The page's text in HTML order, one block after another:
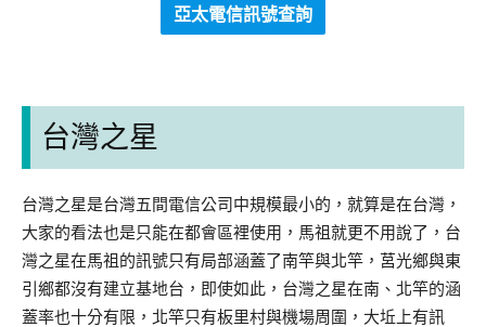
亞太電信訊號查詢
台灣之星
台灣之星是台灣五間電信公司中規模最小的，就算是在台灣，
大家的看法也是只能在都會區裡使用，馬祖就更不用說了，台
灣之星在馬祖的訊號只有局部涵蓋了南竿與北竿，莒光鄉與東
引鄉都沒有建立基地台，即使如此，台灣之星在南、北竿的涵
蓋率也十分有限，北竿只有板里村與機場周圍，大坵上有訊